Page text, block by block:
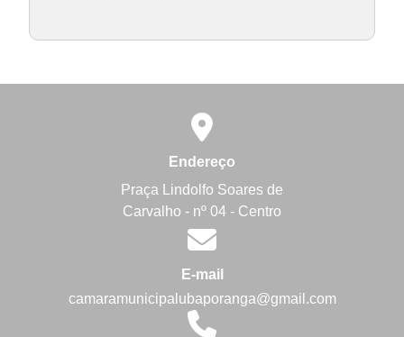
Endereço
Praça Lindolfo Soares de
Carvalho - nº 04 - Centro
E-mail
camaramunicipalubaporanga@gmail.com